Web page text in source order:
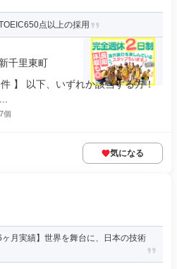
点以上の採用
千里東町
】 以下、いずれか該当する方！
個
気になる
ヶ月実績】世界を舞台に、日本の技術